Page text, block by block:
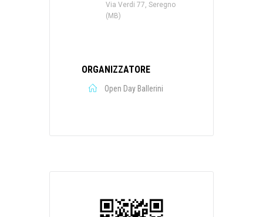
Via Verdi 77, Seregno
(MB)
ORGANIZZATORE
Open Day Ballerini